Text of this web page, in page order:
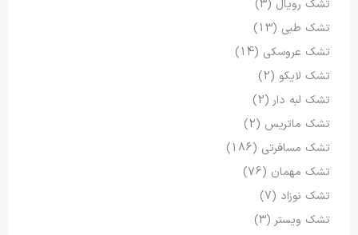
تشک رویال (3)
تشک طبی (13)
تشک عروسکی (14)
تشک لایکو (2)
تشک لبه دار (2)
تشک ماتریس (2)
تشک مسافرتی (186)
تشک مهمان (76)
تشک نوزاد (7)
تشک ویستر (3)